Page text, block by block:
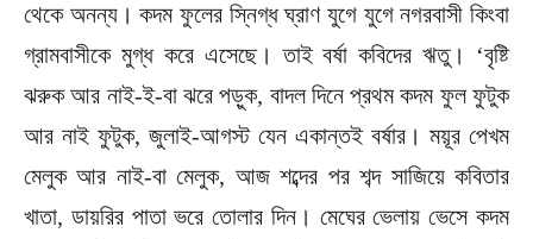
থেকে অনন্য। কদম ফুলের স্নিগ্ধ ঘ্রাণ যুগে যুগে নগরবাসী কিংবা
গ্রামবাসীকে মুগ্ধ করে এসেছে। তাই বর্ষা কবিদের ঋতু। ‘বৃষ্টি
ঝরুক আর নাই-ই-বা ঝরে পড়ুক, বাদল দিনে প্রথম কদম ফুল ফুটুক
আর নাই ফুটুক, জুলাই-আগস্ট যেন একান্তই বর্ষার। ময়ূর পেখম
মেলুক আর নাই-বা মেলুক, আজ শব্দের পর শব্দ সাজিয়ে কবিতার
খাতা, ডায়রির পাতা ভরে তোলার দিন। মেঘের ভেলায় ভেসে কদম